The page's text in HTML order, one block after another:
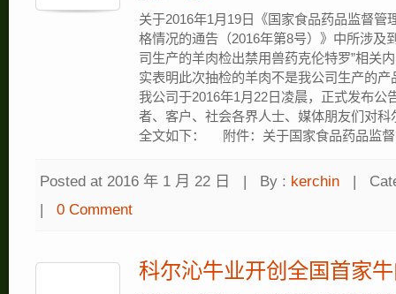
关于2016年1月19日《国家食品药品监督管
格情况的通告（2016年第8号）》中所涉及
司生产的羊肉检出禁用兽药克伦特罗”相关
实表明此次抽检的羊肉不是我公司生产的
我公司于2016年1月22日凌晨，正式发布公
者、客户、社会各界人士、媒体朋友们对
全文如下： 附件：关于国家食品药品监
Posted at 2016 年 1 月 22 日 | By : kerchin |
|
0 Comment
科尔沁牛业开创全国首家